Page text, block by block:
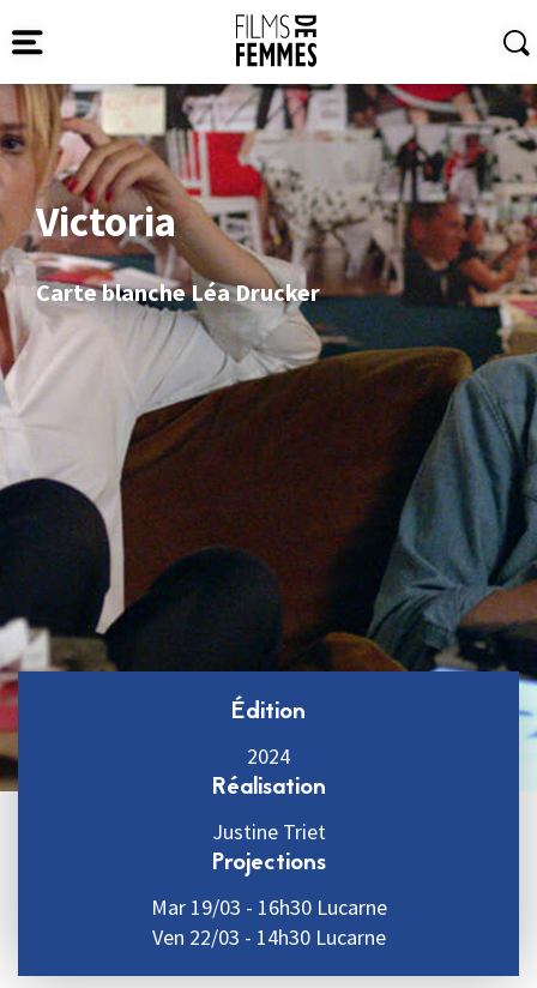
Victoria
Carte blanche Léa Drucker
Édition
2024
Réalisation
Justine Triet
Projections
Mar 19/03 - 16h30 Lucarne
Ven 22/03 - 14h30 Lucarne